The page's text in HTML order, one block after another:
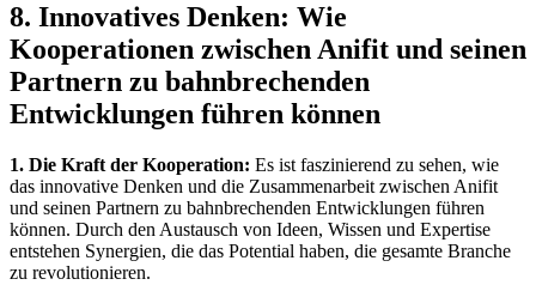
8. Innovatives‌ Denken:‌ Wie
Kooperationen ‍zwischen Anifit und seinen
Partnern zu bahnbrechenden
Entwicklungen führen können
1. Die Kraft der Kooperation: ‍Es ist faszinierend zu sehen, wie
das innovative Denken und die Zusammenarbeit zwischen Anifit
und seinen Partnern zu bahnbrechenden Entwicklungen führen
können. Durch den Austausch von Ideen, Wissen und Expertise
entstehen Synergien, die⁢ das Potential ⁣haben, die gesamte Branche
zu revolutionieren.